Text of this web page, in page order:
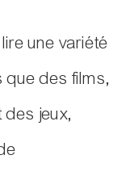
une variété
que des films,
des jeux,